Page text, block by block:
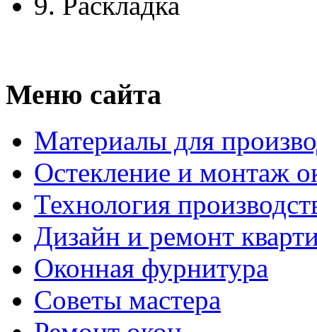
Меню сайта
Материалы для
Остекление и монтаж
Технология
Дизайн и ремонт
Оконная фурнитура
Советы мастера